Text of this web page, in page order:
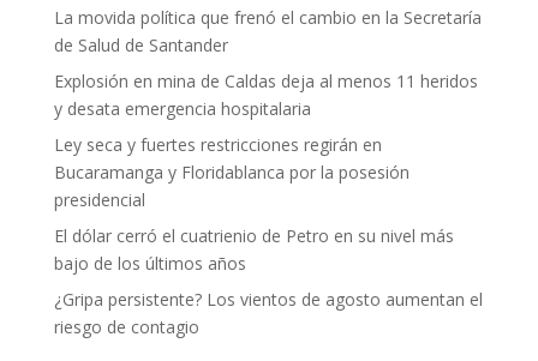
La movida política que frenó el cambio en la Secretaría
de Salud de Santander
Explosión en mina de Caldas deja al menos 11 heridos
y desata emergencia hospitalaria
Ley seca y fuertes restricciones regirán en
Bucaramanga y Floridablanca por la posesión
presidencial
El dólar cerró el cuatrienio de Petro en su nivel más
bajo de los últimos años
¿Gripa persistente? Los vientos de agosto aumentan el
riesgo de contagio